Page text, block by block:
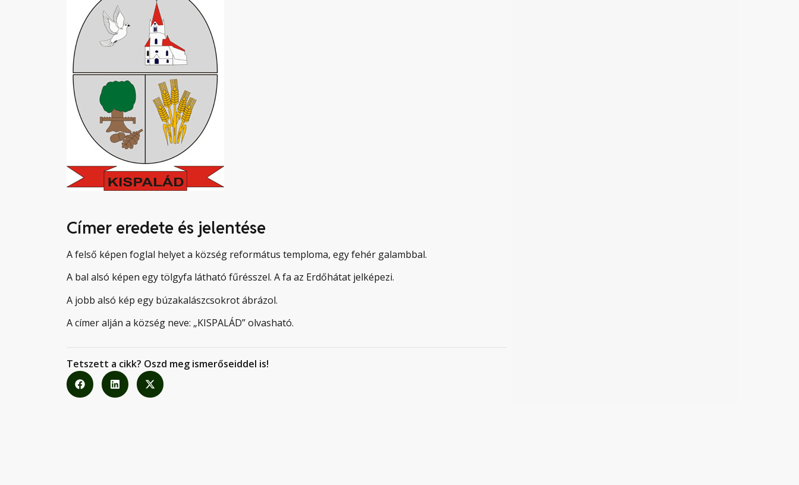
Címer eredete és jelentése
A felső képen foglal helyet a község református temploma, egy fehér galambbal.
A bal alsó képen egy tölgyfa látható fűrésszel. A fa az Erdőhátat jelképezi.
A jobb alsó kép egy búzakalászcsokrot ábrázol.
A címer alján a község neve: „KISPALÁD” olvasható.
Tetszett a cikk? Oszd meg ismerőseiddel is!